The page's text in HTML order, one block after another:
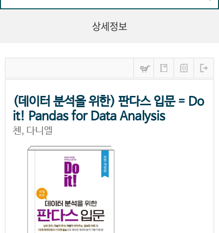
)
상세정보
(데이터 분석을 위한) 판다스 입문 = Do
it! Pandas for Data Analysis
첸, 다니엘